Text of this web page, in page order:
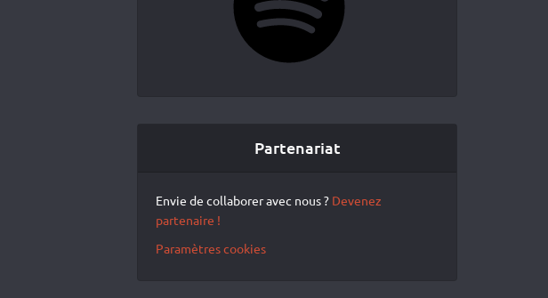
Partenariat
Envie de collaborer avec nous ? Devenez
partenaire !
Paramètres cookies